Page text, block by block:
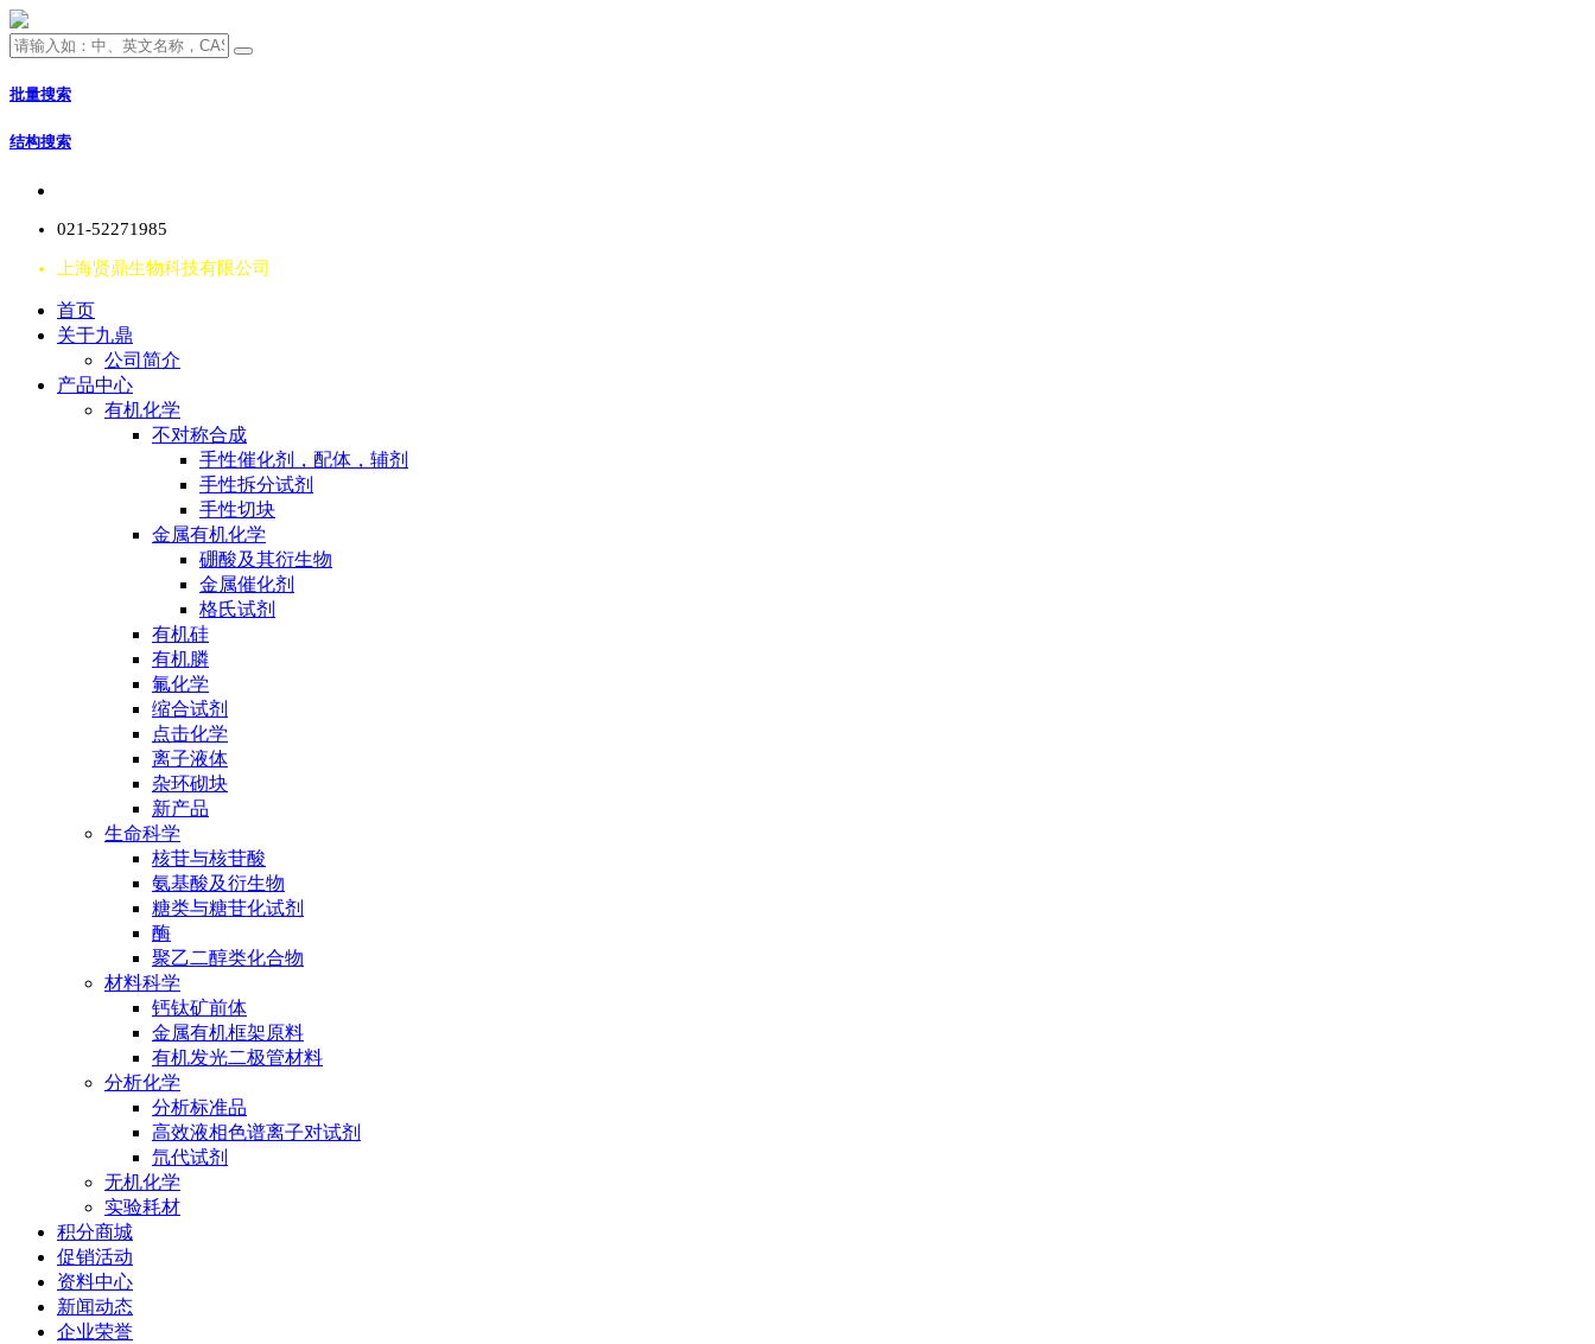
批量搜索
结构搜索
021-52271985
上海贤鼎生物科技有限公司
首页
关于九鼎
公司简介
产品中心
有机化学
不对称合成
手性催化剂，配体，辅剂
手性拆分试剂
手性切块
金属有机化学
硼酸及其衍生物
金属催化剂
格氏试剂
有机硅
有机膦
氟化学
缩合试剂
点击化学
离子液体
杂环砌块
新产品
生命科学
核苷与核苷酸
氨基酸及衍生物
糖类与糖苷化试剂
酶
聚乙二醇类化合物
材料科学
钙钛矿前体
金属有机框架原料
有机发光二极管材料
分析化学
分析标准品
高效液相色谱离子对试剂
氘代试剂
无机化学
实验耗材
积分商城
促销活动
资料中心
新闻动态
企业荣誉